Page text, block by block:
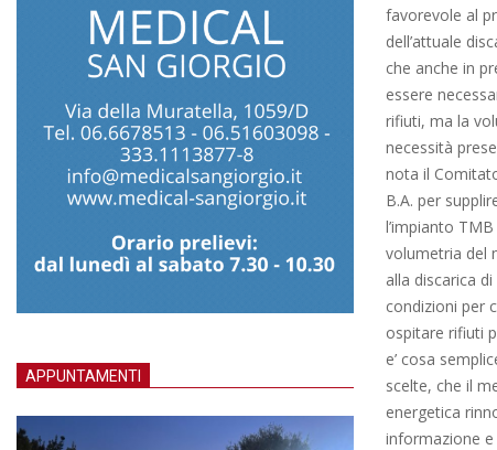
favorevole al
dell’attuale
che anche in
essere
rifiuti, ma la
necessità
nota il
B.A. per
l’impianto
volumetria del
alla discarica
condizioni per
ospitare rifiuti
e’ cosa
scelte, che il
energetica
informazione
APPUNTAMENTI